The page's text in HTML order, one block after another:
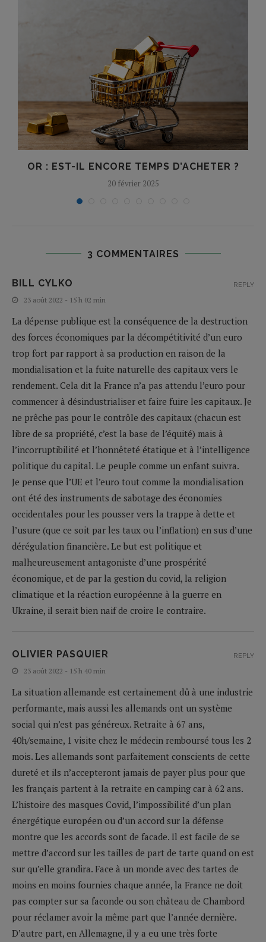
OR : EST-IL ENCORE TEMPS D’ACHETER ?
20 février 2025
3 COMMENTAIRES
BILL CYLKO
23 août 2022 - 15 h 02 min
La dépense publique est la conséquence de la destruction
des forces économiques par la décompétitivité d’un euro
trop fort par rapport à sa production en raison de la
mondialisation et la fuite naturelle des capitaux vers le
rendement. Cela dit la France n’a pas attendu l’euro pour
commencer à désindustrialiser et faire fuire les capitaux. Je
ne prêche pas pour le contrôle des capitaux (chacun est
libre de sa propriété, c’est la base de l’équité) mais à
l’incorruptibilité et l’honnêteté étatique et à l’intelligence
politique du capital. Le peuple comme un enfant suivra.
Je pense que l’UE et l’euro tout comme la mondialisation
ont été des instruments de sabotage des économies
occidentales pour les pousser vers la trappe à dette et
l’usure (que ce soit par les taux ou l’inflation) en sus d’une
dérégulation financière. Le but est politique et
malheureusement antagoniste d’une prospérité
économique, et de par la gestion du covid, la religion
climatique et la réaction européenne à la guerre en
Ukraine, il serait bien naif de croire le contraire.
REPLY
OLIVIER PASQUIER
23 août 2022 - 15 h 40 min
La situation allemande est certainement dû à une industrie
performante, mais aussi les allemands ont un système
social qui n’est pas généreux. Retraite à 67 ans,
40h/semaine, 1 visite chez le médecin remboursé tous les 2
mois. Les allemands sont parfaitement conscients de cette
dureté et ils n’accepteront jamais de payer plus pour que
les français partent à la retraite en camping car à 62 ans.
L’histoire des masques Covid, l’impossibilité d’un plan
énergétique européen ou d’un accord sur la défense
montre que les accords sont de facade. Il est facile de se
mettre d’accord sur les tailles de part de tarte quand on est
sur qu’elle grandira. Face à un monde avec des tartes de
moins en moins fournies chaque année, la France ne doit
pas compter sur sa faconde ou son château de Chambord
pour réclamer avoir la même part que l’année dernière.
D’autre part, en Allemagne, il y a eu une très forte
REPLY